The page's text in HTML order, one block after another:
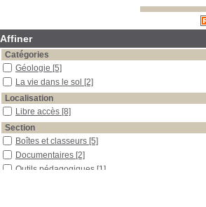
Affiner
Catégories
Géologie [5]
La vie dans le sol [2]
Localisation
Libre accès [8]
Section
Boîtes et classeurs [5]
Documentaires [2]
Outils pédagogiques [1]